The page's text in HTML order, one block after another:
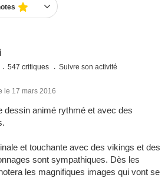
547 critiques Suivre son activité
le 17 mars 2016
dessin animé rythmé et avec des
et touchante avec des vikings et des
sont sympathiques. Dès les
les magnifiques images qui vont se